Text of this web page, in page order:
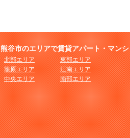
熊谷市のエリアで賃貸アパート・マン
北部エリア
籠原エリア
中央エリア
東部エリア
江南エリア
南部エリア